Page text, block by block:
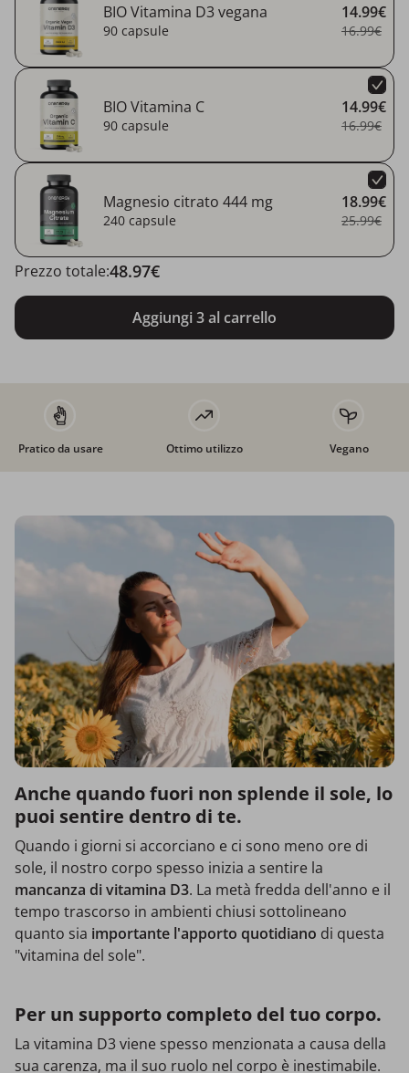
BIO Vitamina D3 vegana
90 capsule
14.99€
16.99€
BIO Vitamina C
90 capsule
14.99€
16.99€
Magnesio citrato 444 mg
240 capsule
18.99€
25.99€
Aggiungi 3 al carrello
Prezzo totale:48.97€
Pratico da usare Ottimo utilizzo Vegano
Anche quando fuori non splende il sole, lo
puoi sentire dentro di te.
Quando i giorni si accorciano e ci sono meno ore di
sole, il nostro corpo spesso inizia a sentire la
mancanza di vitamina D3. La metà fredda dell'anno e il
tempo trascorso in ambienti chiusi sottolineano
quanto sia importante l'apporto quotidiano di questa
"vitamina del sole".
Per un supporto completo del tuo corpo.
La vitamina D3 viene spesso menzionata a causa della
sua carenza, ma il suo ruolo nel corpo è inestimabile.